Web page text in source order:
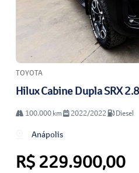
TOYOTA
Hilux Cabine Dupla SRX
100.000 km 2022/2022 Diesel
Anápolis
R$ 229.900,00